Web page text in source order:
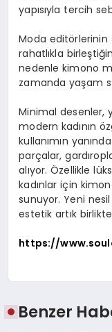
yapısıyla tercih
Moda editörlerinin
rahatlıkla
nedenle kimono
zamanda yaşam
Minimal desenler,
modern kadının
kullanımın
parçalar,
alıyor. Özellikle
kadınlar için
sunuyor. Yeni
estetik artık
https://
Benzer